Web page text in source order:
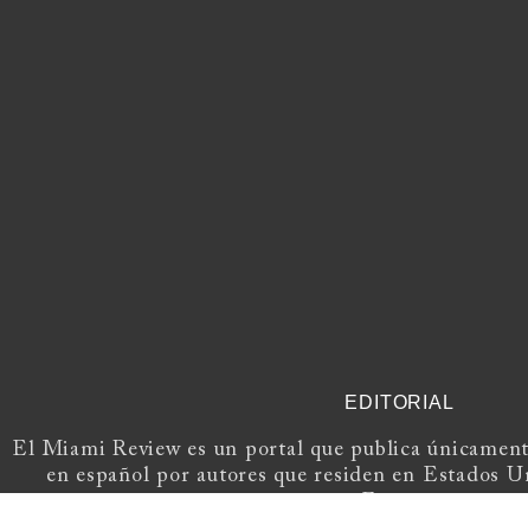
EDITORIAL
El Miami Review es un portal que publica
en español por autores que residen en Estados